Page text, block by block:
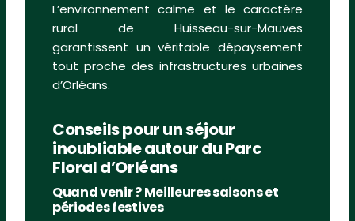
L’environnement calme et le caractère
rural de Huisseau-sur-Mauves
garantissent un véritable dépaysement
tout proche des infrastructures urbaines
d’Orléans.
Conseils pour un séjour
inoubliable autour du Parc
Floral d’Orléans
Quand venir ? Meilleures saisons et
périodes festives